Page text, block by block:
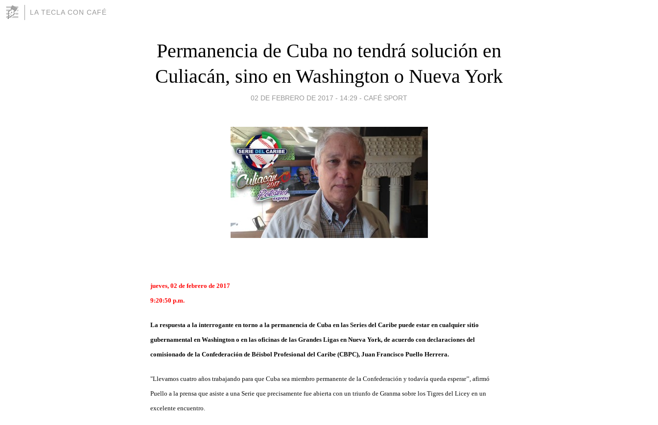
LA TECLA CON CAFÉ
Permanencia de Cuba no tendrá solución en
Culiacán, sino en Washington o Nueva York
02 DE FEBRERO DE 2017 - 14:29 - CAFÉ SPORT
jueves, 02 de febrero de 2017
9:20:50 p.m.
La respuesta a la interrogante en torno a la permanencia de Cuba en las Series del Caribe puede estar en cualquier sitio
gubernamental en Washington o en las oficinas de las Grandes Ligas en Nueva York, de acuerdo con declaraciones del
comisionado de la Confederación de Béisbol Profesional del Caribe (CBPC), Juan Francisco Puello Herrera.
"Llevamos cuatro años trabajando para que Cuba sea miembro permanente de la Confederación y todavía queda esperar’’, afirmó
Puello a la prensa que asiste a una Serie que precisamente fue abierta con un triunfo de Granma sobre los Tigres del Licey en un
excelente encuentro.